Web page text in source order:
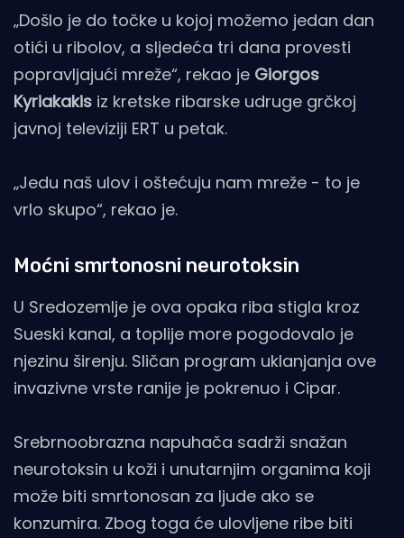
„Došlo je do točke u kojoj možemo jedan dan
otići u ribolov, a sljedeća tri dana provesti
popravljajući mreže“, rekao je Giorgos
Kyriakakis iz kretske ribarske udruge grčkoj
javnoj televiziji ERT u petak.
„Jedu naš ulov i oštećuju nam mreže - to je
vrlo skupo“, rekao je.
Moćni smrtonosni neurotoksin
U Sredozemlje je ova opaka riba stigla kroz
Sueski kanal, a toplije more pogodovalo je
njezinu širenju. Sličan program uklanjanja ove
invazivne vrste ranije je pokrenuo i Cipar.
Srebrnoobrazna napuhača sadrži snažan
neurotoksin u koži i unutarnjim organima koji
može biti smrtonosan za ljude ako se
konzumira. Zbog toga će ulovljene ribe biti